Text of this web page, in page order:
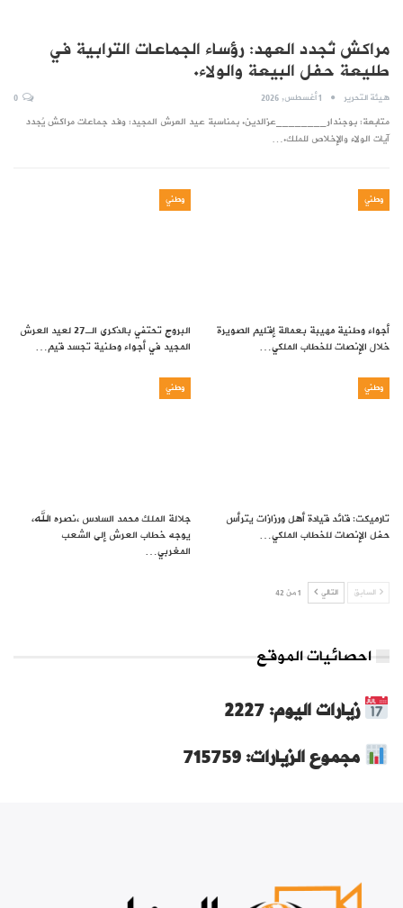
مراكش تُجدد العهد: رؤساء الجماعات الترابية في
طليعة حفل البيعة والولاء.
هيئة التحرير 1 أغسطس, 2026
متابعة: بوجندار________عزالدين. بمناسبة عيد العرش المجيد: وفد جماعات مراكش يُجدد
آيات الولاء والإخلاص للملك.…
وطني
أجواء وطنية مهيبة بعمالة إقليم الصويرة
خلال الإنصات للخطاب الملكي…
وطني
البروج تحتفي بالذكرى الـ27 لعيد العرش
المجيد في أجواء وطنية تجسد قيم…
وطني
تارميكت: قائد قيادة أهل ورزازات يترأس
حفل الإنصات للخطاب الملكي…
وطني
جلالة الملك محمد السادس ،نصره الله،
يوجه خطاب العرش إلى الشعب
المغربي…
السابق التالي 1 من 42
احصائيات الموقع
زيارات اليوم: 2227
مجموع الزيارات: 715759